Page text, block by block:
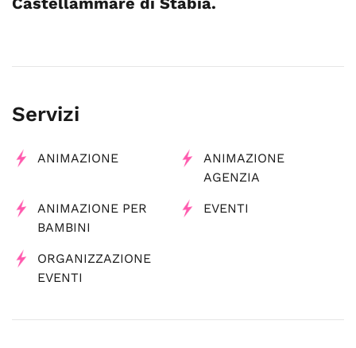
Servizi
ANIMAZIONE
ANIMAZIONE
AGENZIA
ANIMAZIONE PER
BAMBINI
EVENTI
ORGANIZZAZIONE
EVENTI